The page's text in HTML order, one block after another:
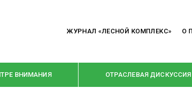
ЖУРНАЛ «ЛЕСНОЙ КОМПЛЕКС» О
ВНИМАНИЯ ОТРАСЛЕВАЯ ДИСКУССИЯ